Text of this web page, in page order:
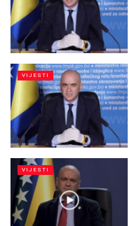
VIJESTI
VIJESTI